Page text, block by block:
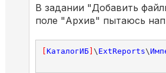
В задании "Добавить
поле "Архив" пытаюсь
[КаталогИБ] \ ExtReports\